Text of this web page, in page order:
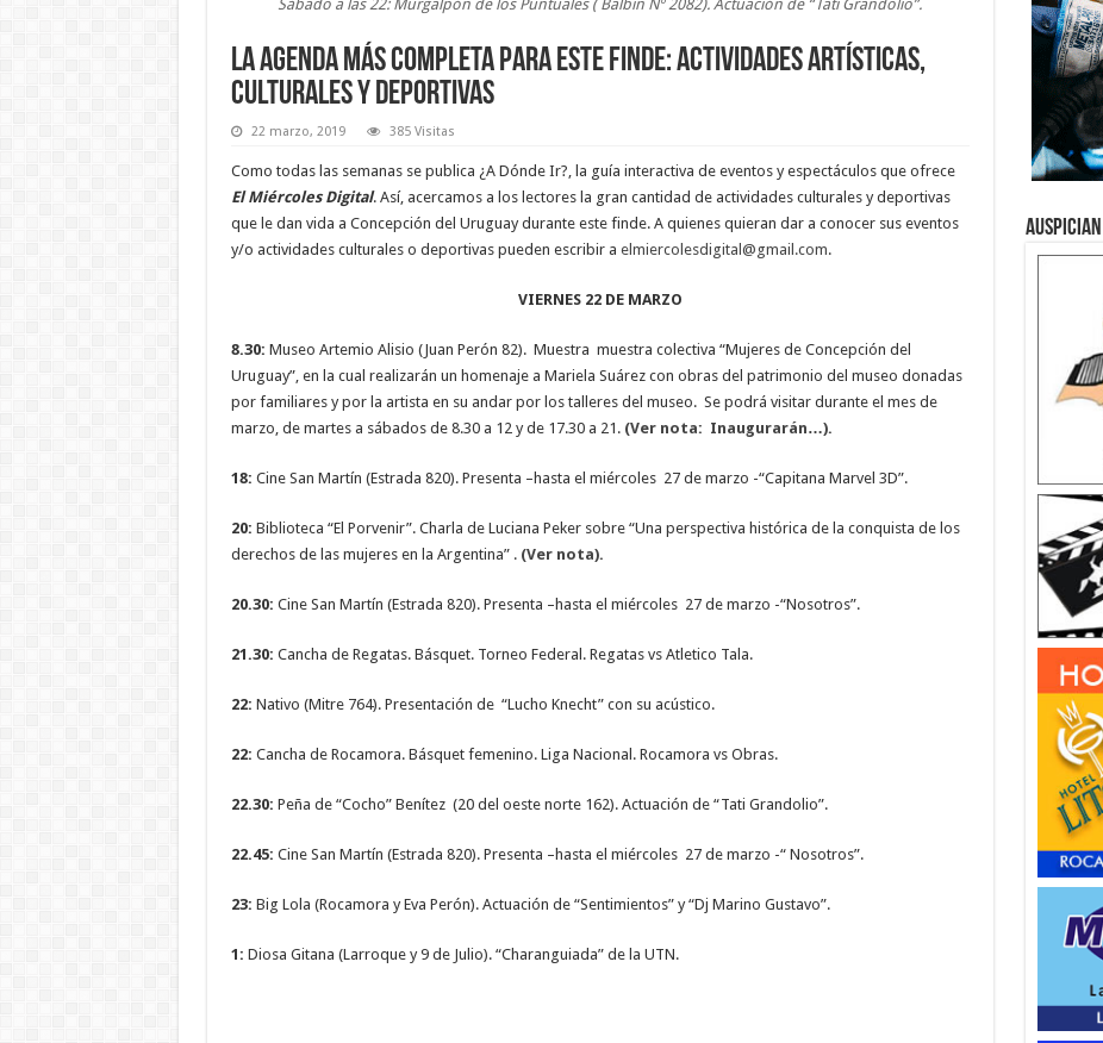
Sábado a las 22: Murgalpón de los Puntuales ( Balbin Nº 2082). Actuación de “Tati Grandolio”.
La agenda más completa para este finde: actividades artísticas,
culturales y deportivas
22 marzo, 2019 385 Visitas
Como todas las semanas se publica ¿A Dónde Ir?, la guía interactiva de eventos y espectáculos que ofrece
El Miércoles Digital. Así, acercamos a los lectores la gran cantidad de actividades culturales y deportivas
que le dan vida a Concepción del Uruguay durante este finde. A quienes quieran dar a conocer sus eventos
y/o actividades culturales o deportivas pueden escribir a elmiercolesdigital@gmail.com.
VIERNES 22 DE MARZO
8.30: Museo Artemio Alisio (Juan Perón 82). Muestra muestra colectiva “Mujeres de Concepción del
Uruguay”, en la cual realizarán un homenaje a Mariela Suárez con obras del patrimonio del museo donadas
por familiares y por la artista en su andar por los talleres del museo. Se podrá visitar durante el mes de
marzo, de martes a sábados de 8.30 a 12 y de 17.30 a 21. (Ver nota: Inaugurarán…).
18: Cine San Martín (Estrada 820). Presenta –hasta el miércoles 27 de marzo -“Capitana Marvel 3D”.
20: Biblioteca “El Porvenir”. Charla de Luciana Peker sobre “Una perspectiva histórica de la conquista de los
derechos de las mujeres en la Argentina” . (Ver nota).
20.30: Cine San Martín (Estrada 820). Presenta –hasta el miércoles 27 de marzo -“Nosotros”.
21.30: Cancha de Regatas. Básquet. Torneo Federal. Regatas vs Atletico Tala.
22: Nativo (Mitre 764). Presentación de “Lucho Knecht” con su acústico.
22: Cancha de Rocamora. Básquet femenino. Liga Nacional. Rocamora vs Obras.
22.30: Peña de “Cocho” Benítez (20 del oeste norte 162). Actuación de “Tati Grandolio”.
22.45: Cine San Martín (Estrada 820). Presenta –hasta el miércoles 27 de marzo -“ Nosotros”.
23: Big Lola (Rocamora y Eva Perón). Actuación de “Sentimientos” y “Dj Marino Gustavo”.
1: Diosa Gitana (Larroque y 9 de Julio). “Charanguiada” de la UTN.
Auspician